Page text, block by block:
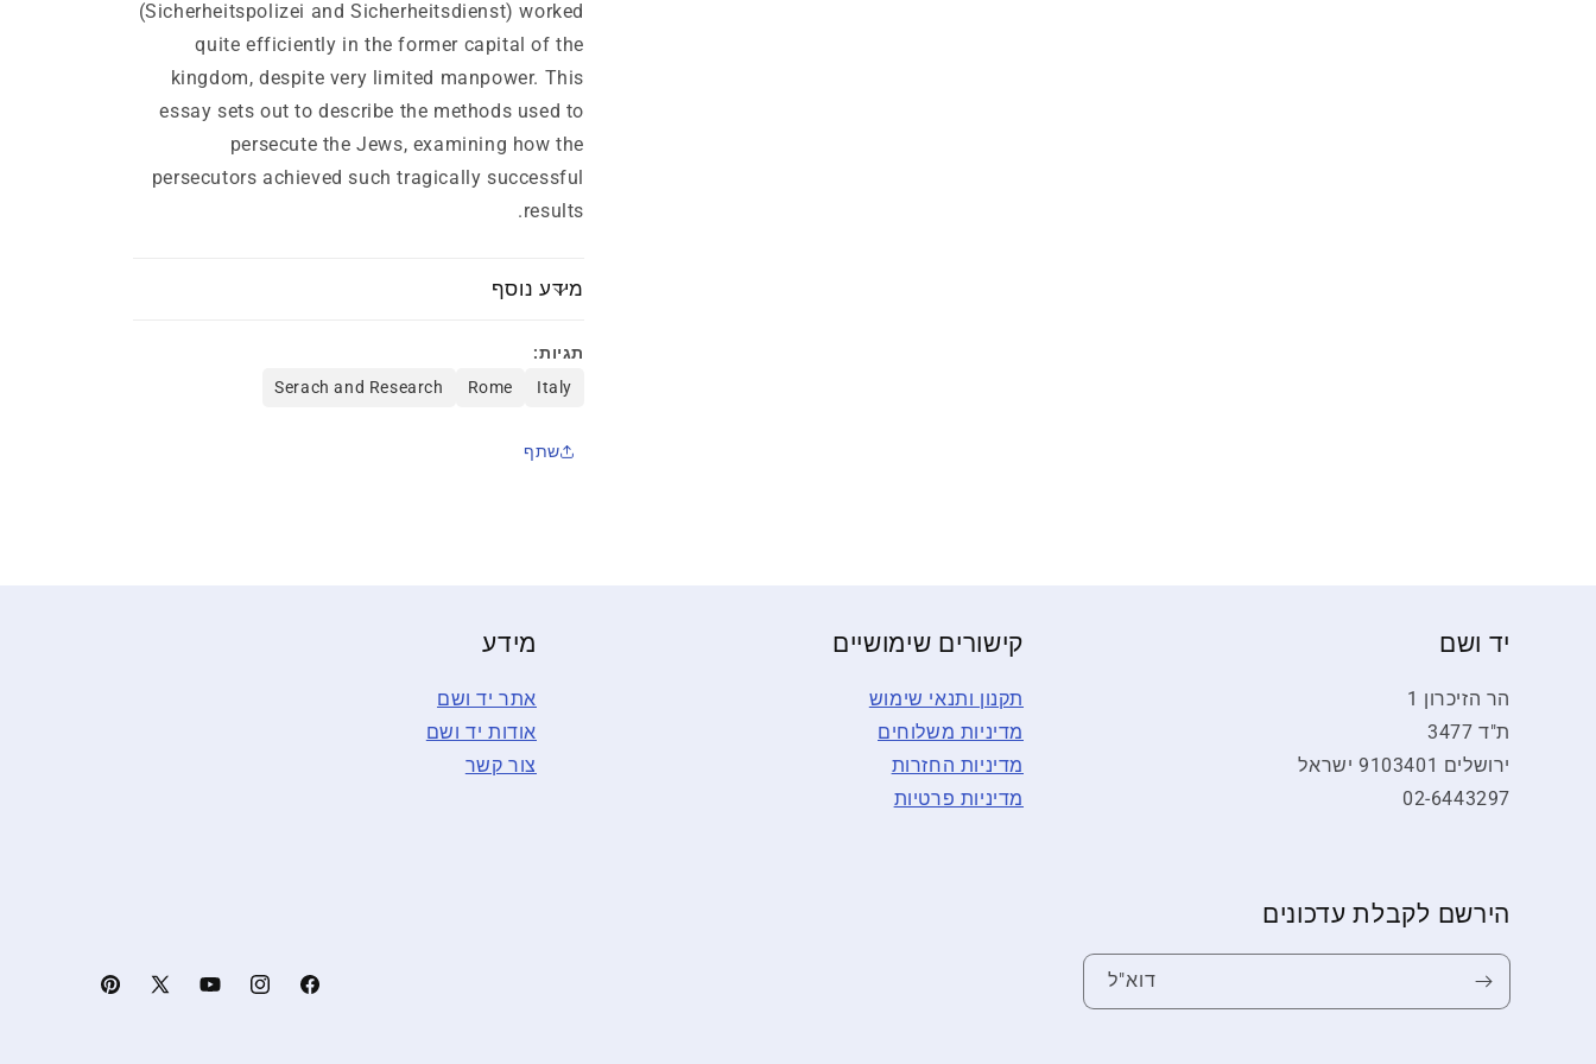
modal
1945
1943–
1945
(Sicherheitspolizei and Sicherheitsdienst) worked
quite efficiently in the former capital of the
kingdom, despite very limited manpower. This
essay sets out to describe the methods used to
persecute the Jews, examining how the
persecutors achieved such tragically successful
results.
מידע נוסף
תגיות:
Italy
Rome
Serach and Research
שתף
יד ושם
הר הזיכרון 1
ת"ד 3477
ירושלים 9103401 ישראל
02-6443297
קישורים שימושיים
תקנון ותנאי שימוש
מדיניות משלוחים
מדיניות החזרות
מדיניות פרטיות
מידע
אתר יד ושם
אודות יד ושם
צור קשר
הירשם לקבלת עדכונים
דוא"ל
פייסבוקאינסטגרם
יוטיוב
X
פינטרסט